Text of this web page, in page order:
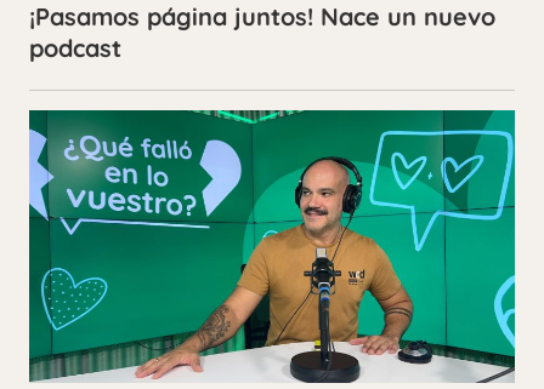
¡Pasamos página juntos! Nace un nuevo
podcast